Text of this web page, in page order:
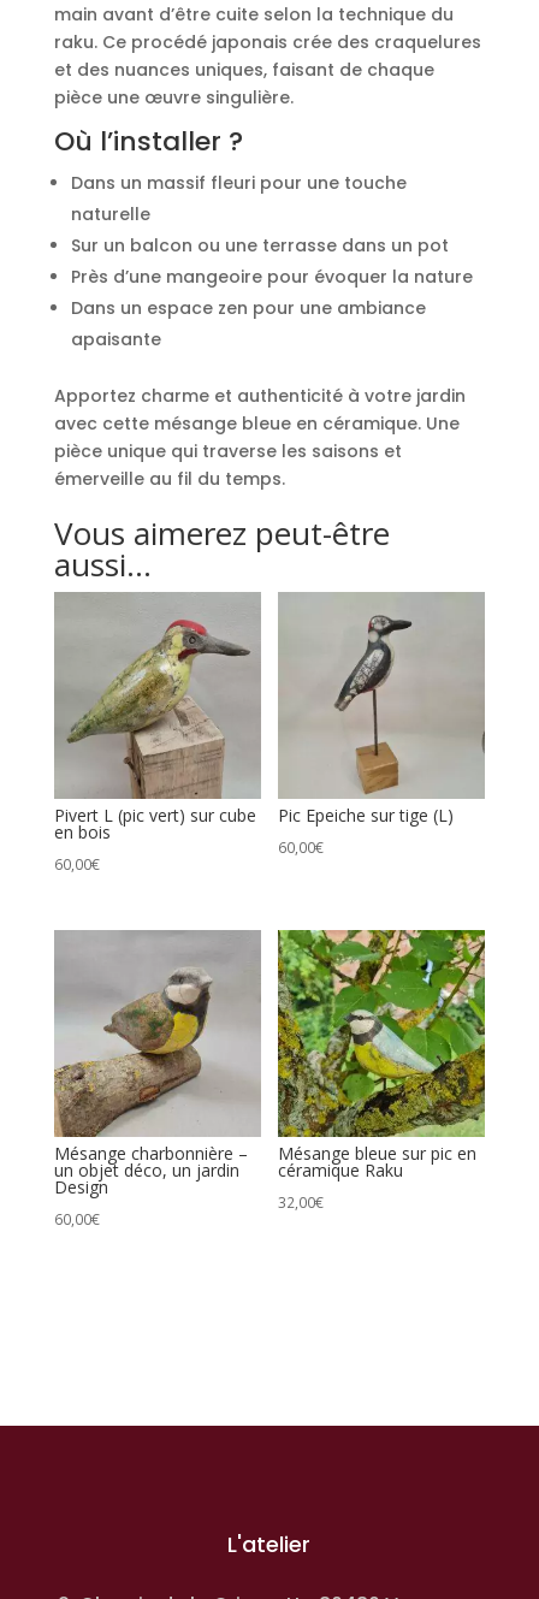
main avant d’être cuite selon la technique du
raku. Ce procédé japonais crée des craquelures
et des nuances uniques, faisant de chaque
pièce une œuvre singulière.
Où l’installer ?
Dans un massif fleuri pour une touche
naturelle
Sur un balcon ou une terrasse dans un pot
Près d’une mangeoire pour évoquer la nature
Dans un espace zen pour une ambiance
apaisante
Apportez charme et authenticité à votre jardin
avec cette mésange bleue en céramique. Une
pièce unique qui traverse les saisons et
émerveille au fil du temps.
Vous aimerez peut-être
aussi…
Pivert L (pic vert) sur cube
en bois
60,00€
Pic Epeiche sur tige (L)
60,00€
Mésange charbonnière –
un objet déco, un jardin
Design
60,00€
Mésange bleue sur pic en
céramique Raku
32,00€
L'atelier